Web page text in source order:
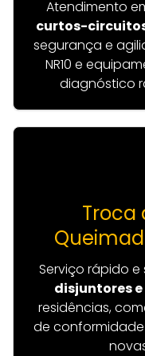
Atendimento
curtos-
segurança e
NR10 e
diagnóstico
Troca
Serviço rápido e
disjuntores
residências,
de